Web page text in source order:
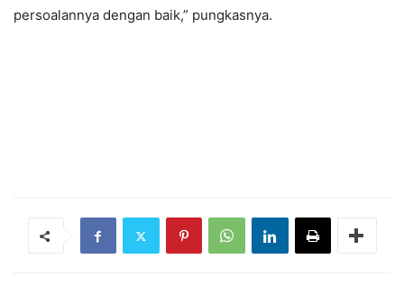
persoalannya dengan baik,” pungkasnya.